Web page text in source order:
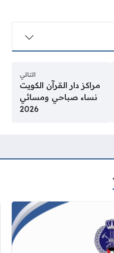
التالي
مراكز دار القرآن الكويت
نساء صباحي ومسائي
2026